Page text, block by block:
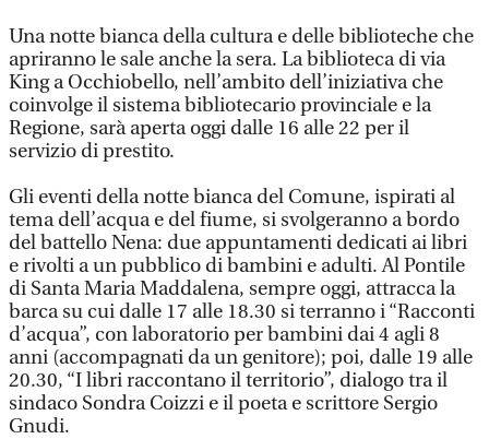
Una notte bianca della cultura e delle biblioteche che
apriranno le sale anche la sera. La biblioteca di via
King a Occhiobello, nell’ambito dell’iniziativa che
coinvolge il sistema bibliotecario provinciale e la
Regione, sarà aperta oggi dalle 16 alle 22 per il
servizio di prestito.
Gli eventi della notte bianca del Comune, ispirati al
tema dell’acqua e del fiume, si svolgeranno a bordo
del battello Nena: due appuntamenti dedicati ai libri
e rivolti a un pubblico di bambini e adulti. Al Pontile
di Santa Maria Maddalena, sempre oggi, attracca la
barca su cui dalle 17 alle 18.30 si terranno i “Racconti
d’acqua”, con laboratorio per bambini dai 4 agli 8
anni (accompagnati da un genitore); poi, dalle 19 alle
20.30, “I libri raccontano il territorio”, dialogo tra il
sindaco Sondra Coizzi e il poeta e scrittore Sergio
Gnudi.